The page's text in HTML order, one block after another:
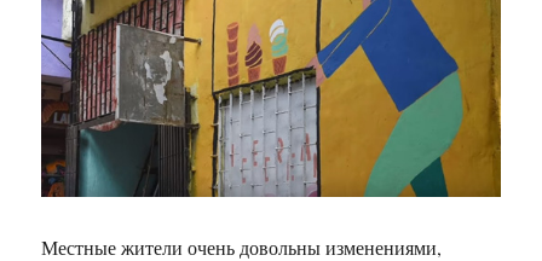
Местные жители очень довольны изменениями,